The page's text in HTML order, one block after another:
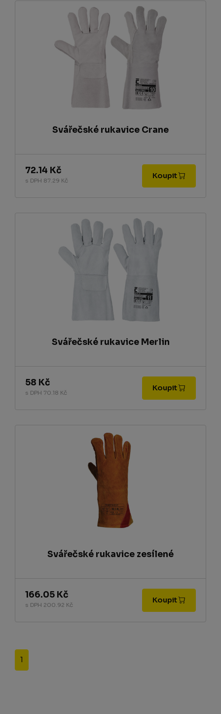
Svářečské rukavice Crane
72.14 Kč
s DPH 87.29 Kč
Koupit
Svářečské rukavice Merlin
58 Kč
s DPH 70.18 Kč
Koupit
Svářečské rukavice zesílené
166.05 Kč
s DPH 200.92 Kč
Koupit
1